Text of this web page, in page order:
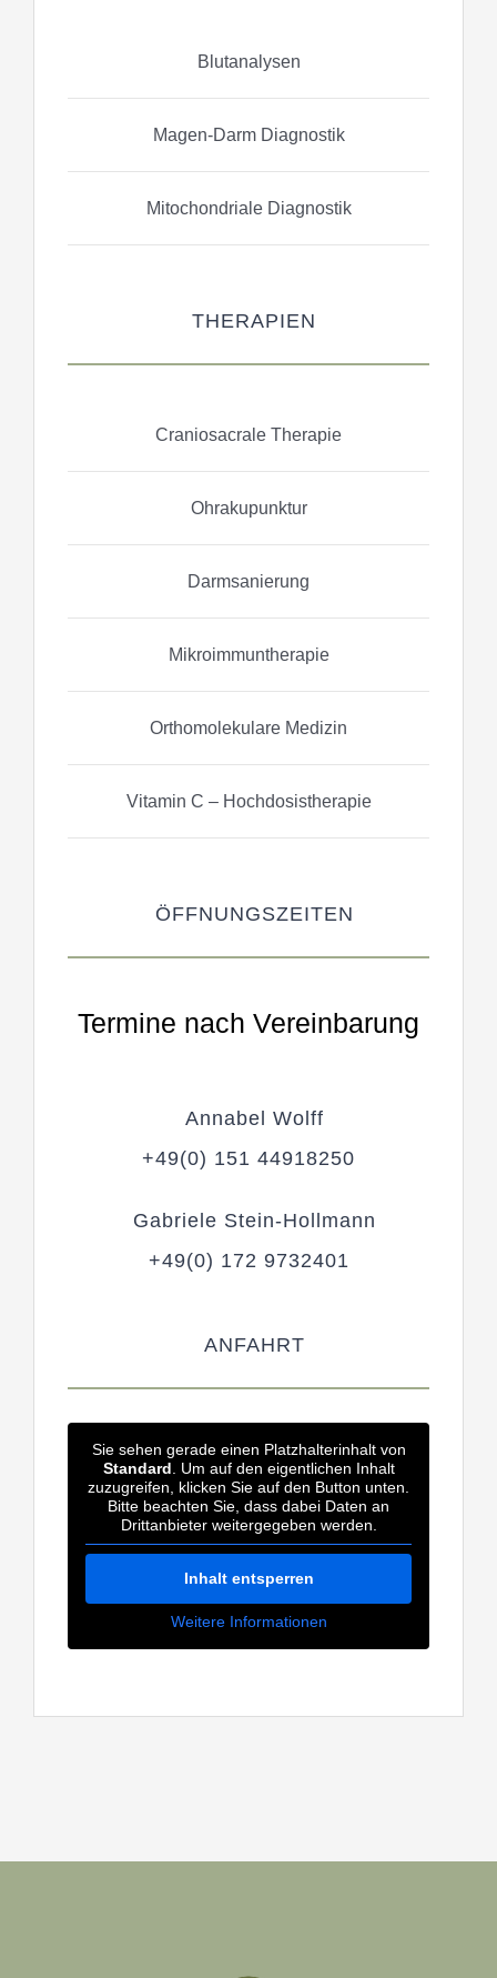
Blutanalysen
Magen-Darm Diagnostik
Mitochondriale Diagnostik
THERAPIEN
Craniosacrale Therapie
Ohrakupunktur
Darmsanierung
Mikroimmuntherapie
Orthomolekulare Medizin
Vitamin C – Hochdosistherapie
ÖFFNUNGSZEITEN
Termine nach Vereinbarung
Annabel Wolff
+49(0) 151 44918250
Gabriele Stein-Hollmann
+49(0) 172 9732401
ANFAHRT
Sie sehen gerade einen Platzhalterinhalt von
Standard . Um auf den eigentlichen Inhalt
zuzugreifen, klicken Sie auf den Button unten.
Bitte beachten Sie, dass dabei Daten an
Drittanbieter weitergegeben werden.
Inhalt entsperren
Weitere Informationen